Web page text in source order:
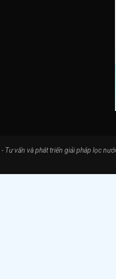
- Tư vấn và phát triển giải pháp lọc